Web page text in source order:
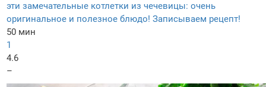
эти замечательные котлетки из чечевицы: очень
оригинальное и полезное блюдо! Записываем рецепт!
50 мин
1
4.6
–